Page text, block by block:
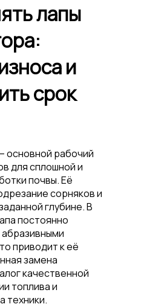
лапы
и
срок
основной рабочий
для сплошной и
почвы. Её
сорняков и
глубине. В
постоянно
приводит к её
замена
качественной
топлива и
техники.